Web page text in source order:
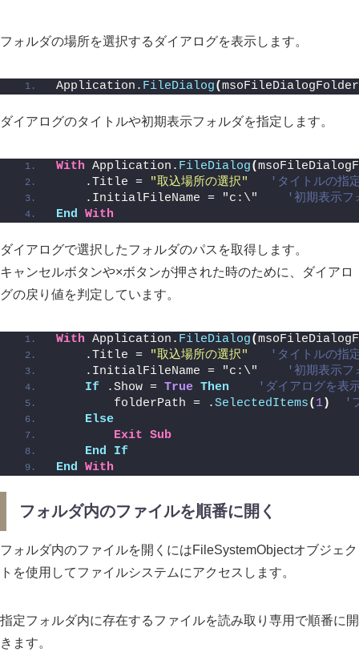
フォルダの場所を選択するダイアログを表示します。
Application. FileDialog(
ダイアログのタイトルや初期表示フォルダを指定します。
With Application. FileDialog(
    .Title =
"取込場所の選択"
'タイトルの指
    .InitialFileName = "c:\"
'初期表示フ
End With
ダイアログで選択したフォルダのパスを取得します。
キャンセルボタンや×ボタンが押された時のために、ダイアロ
グの戻り値を判定しています。
With Application. FileDialog(
    .Title =
"取込場所の選択"
'タイトルの指
    .InitialFileName = "c:\"
'初期表示フ
If .Show = True Then
'ダイアログを表
        folderPath = .
SelectedItems( 1)
'
Else
Exit Sub
End
If
End With
フォルダ内のファイルを順番に開く
フォルダ内のファイルを開くにはFileSystemObjectオブジェク
トを使用してファイルシステムにアクセスします。
指定フォルダ内に存在するファイルを読み取り専用で順番に開
きます。